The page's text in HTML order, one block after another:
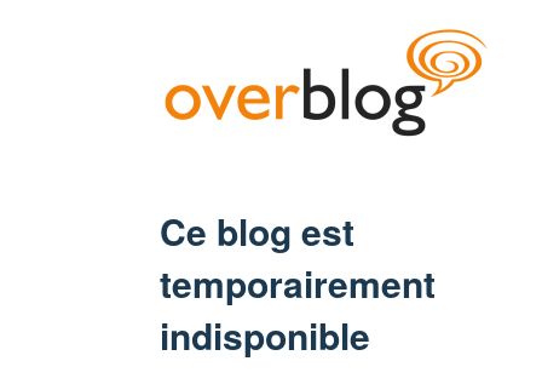
Ce blog est
temporairement
indisponible